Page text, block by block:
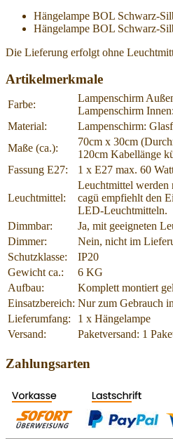
Hängelampe BOL Schwarz-
Hängelampe BOL Schwarz-
Die Lieferung erfolgt ohne
Artikelmerkmale
Farbe:
Lampenschirm
Lampenschirm
Material:
Lampenschirm:
Maße (ca.):
70cm x 30cm
120cm Kabellänge
Fassung E27:
1 x E27 max. 60
Leuchtmittel:
Leuchtmittel werden
cagü empfiehlt den
LED-Leuchtmitteln.
Dimmbar:
Ja, mit geeigneten
Dimmer:
Nein, nicht im
Schutzklasse:
IP20
Gewicht ca.:
6 KG
Aufbau:
Komplett montiert
Einsatzbereich: Nur zum Gebrauch
Lieferumfang:
1 x Hängelampe
Versand:
Paketversand: 1
Zahlungsarten